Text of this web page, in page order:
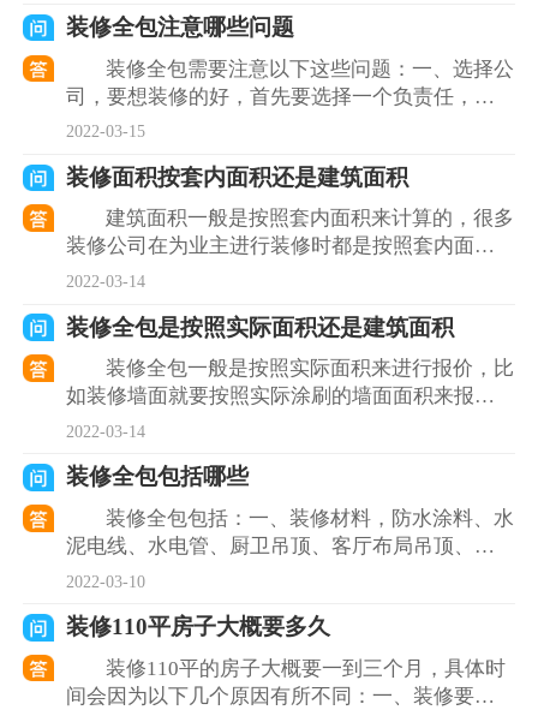
装修全包注意哪些问题
装修全包需要注意以下这些问题：一、选择公
司，要想装修的好，首先要选择一个负责任，口
碑好的正规装修公司；二、设计沟通，在装修前
2022-03-15
装修面积按套内面积还是建筑面积
建筑面积一般是按照套内面积来计算的，很多
装修公司在为业主进行装修时都是按照套内面
积。建筑面积会包含公摊面积，如果按建筑面积
2022-03-14
装修全包是按照实际面积还是建筑面积
装修全包一般是按照实际面积来进行报价，比
如装修墙面就要按照实际涂刷的墙面面积来报
价，这样子会比较合理公平。此外在铺设室内的
2022-03-14
装修全包包括哪些
装修全包包括：一、装修材料，防水涂料、水
泥电线、水电管、厨卫吊顶、客厅布局吊顶、窗
台石、开关面板、配电箱、墙砖、地砖、沙砖、
2022-03-10
装修110平房子大概要多久
装修110平的房子大概要一到三个月，具体时
间会因为以下几个原因有所不同：一、装修要